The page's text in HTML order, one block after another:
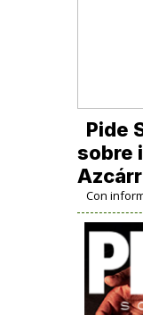
Pide
sobre
Con